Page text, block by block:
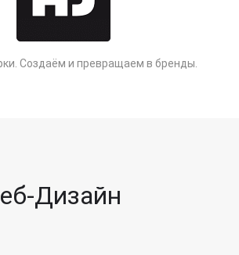
Создаём и превращаем в бренды.
Дизайн